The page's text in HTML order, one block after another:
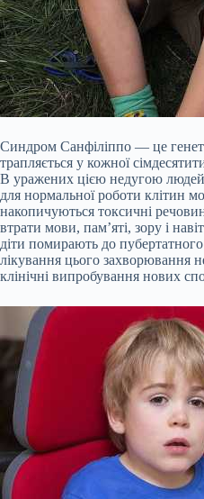
Синдром Санфіліппо — це
трапляється у кожної
В уражених цією недугою людей
для нормальної роботи клітин
накопичуються токсичні
втрати мови, пам’яті, зору і
діти помирають до
лікування цього захворювання
клінічні випробування нових